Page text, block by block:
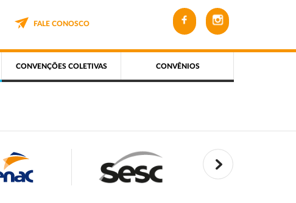
FALE CONOSCO
CONVENÇÕES COLETIVAS CONVÊNIOS